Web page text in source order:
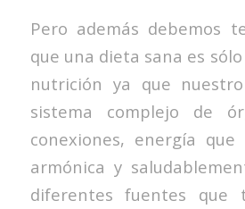
Pero además debemos
que una dieta sana es
nutrición ya que
sistema complejo de
conexiones, energía
armónica y
diferentes fuentes que